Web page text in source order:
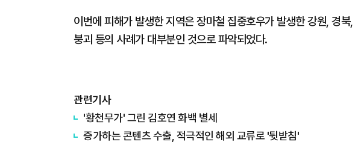
이번에 피해가 발생한 지역은 장마철 집중호우가 발생한 강원, 경
붕괴 등의 사례가 대부분인 것으로 파악되었다.
관련기사
'황천무가' 그린 김호연 화백 별세
증가하는 콘텐츠 수출, 적극적인 해외 교류로 '뒷받침'